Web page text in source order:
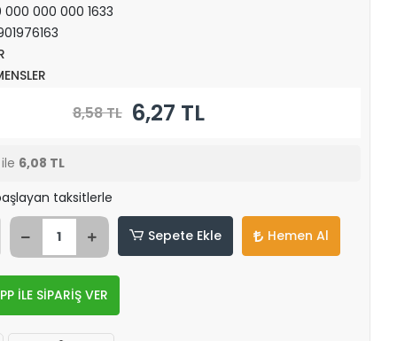
000 000 000 1633
8,58 TL 6,27 TL
6,08 TL
taksitlerle
Sepete Ekle Hemen Al
İLE SİPARİŞ VER